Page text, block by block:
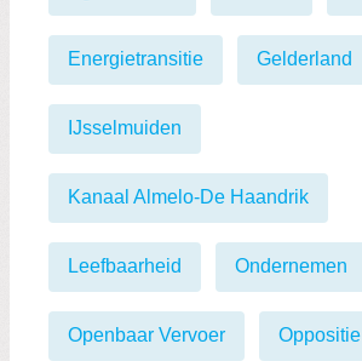
Energietransitie Gelderland
IJsselmuiden
Kanaal Almelo-De Haandrik
Leefbaarheid Ondernemen
Openbaar Vervoer Oppositie